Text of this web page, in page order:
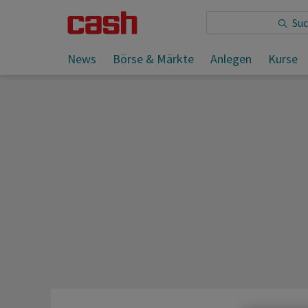
News Börse & Märkte Anlegen Kurse
Sie lesen: